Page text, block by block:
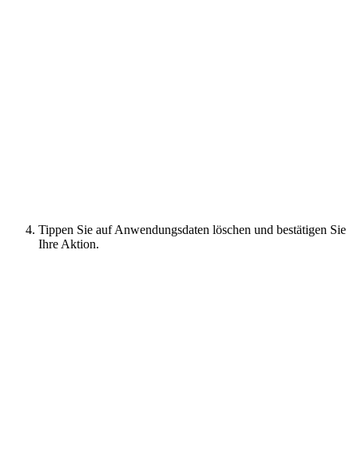
Tippen Sie auf Anwendungsdaten löschen und bestätigen Sie
Ihre Aktion.